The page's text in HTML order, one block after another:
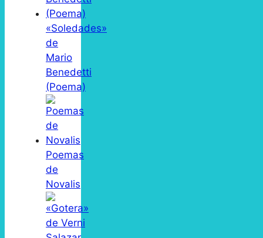
«Soledades»
de
Mario
Benedetti
(Poema)
Poemas
de
Novalis